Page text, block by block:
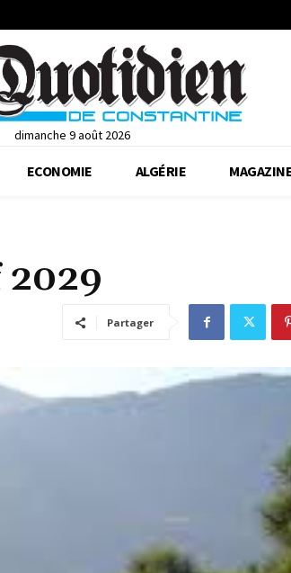
dimanche 9 août 2026
ECONOMIE ALGÉRIE
2029
Partager